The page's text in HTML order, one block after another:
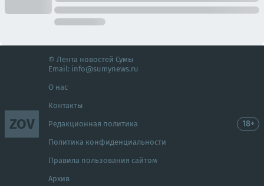
ZOV
© Лента новостей Сумы
Email: info@sumynews.ru
О нас
Контакты
Редакционная политика
Политика конфиденциальности
Правила пользования сайтом
Архив
18+